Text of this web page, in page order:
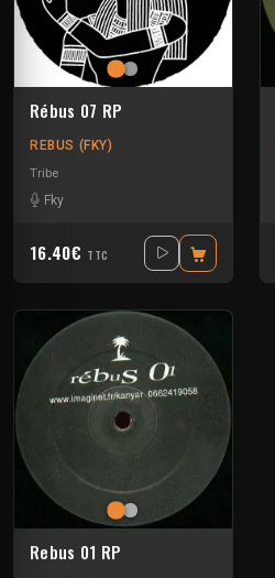
Rébus 07 RP
REBUS (FKY)
Tribe
Fky
16.40€ TTC
Rebus 01 RP